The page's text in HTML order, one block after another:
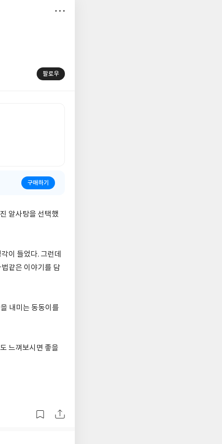
팔로우
구매하기
알사탕을 선택했
이 들었다. 그런데
같은 이야기를 담
내미는 동동이를
느껴보시면 좋을